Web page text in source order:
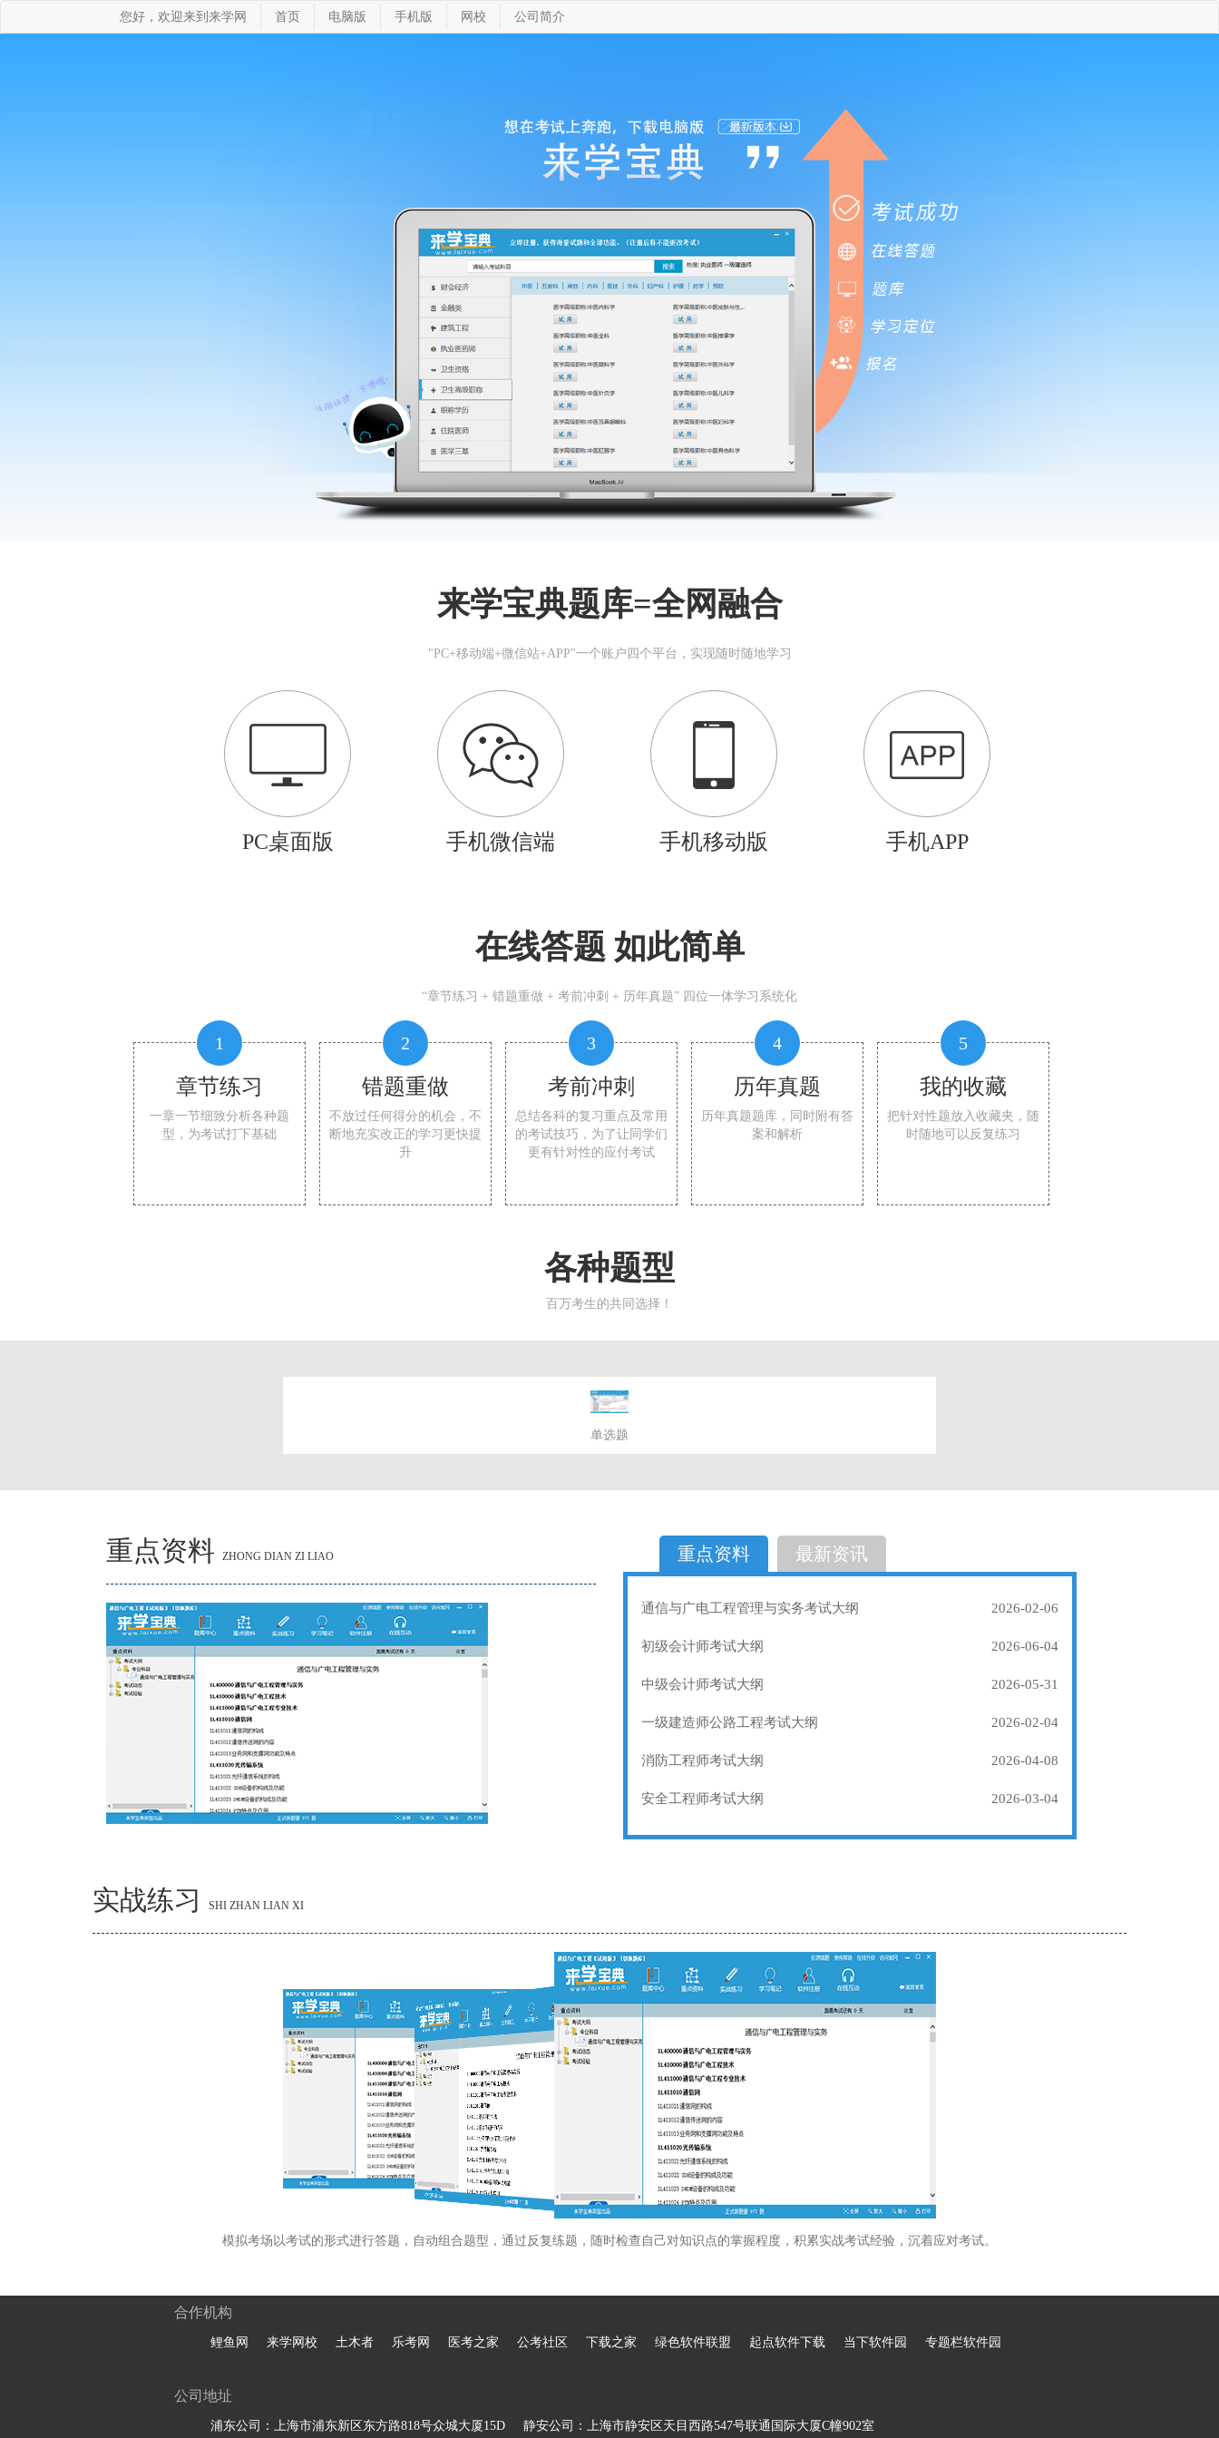
您好，欢迎来到来学网 首页 电脑版 手机版 网校 公司简介
来学宝典题库=全网融合
"PC+移动端+微信站+APP"一个账户四个平台，实现随时随地学习
PC桌面版 手机微信端 手机移动版 手机APP
在线答题 如此简单
“章节练习 + 错题重做 + 考前冲刺 + 历年真题” 四位一体学习系统化
1
章节练习
一章一节细致分析各种题
型，为考试打下基础
2
错题重做
不放过任何得分的机会，不
断地充实改正的学习更快提
升
3
考前冲刺
总结各科的复习重点及常用
的考试技巧，为了让同学们
更有针对性的应付考试
4
历年真题
历年真题题库，同时附有答
案和解析
5
我的收藏
把针对性题放入收藏夹，随
时随地可以反复练习
各种题型
百万考生的共同选择！
单选题
选择题
重点资料 ZHONG DIAN ZI LIAO 重点资料 最新资讯
通信与广电工程管理与实务考试大纲 2026-02-06
初级会计师考试大纲 2026-06-04
中级会计师考试大纲 2026-05-31
一级建造师公路工程考试大纲 2026-02-04
消防工程师考试大纲 2026-04-08
安全工程师考试大纲 2026-03-04
实战练习 SHI ZHAN LIAN XI
模拟考场以考试的形式进行答题，自动组合题型，通过反复练题，随时检查自己对知识点的掌握程度，积累实战考试经验，沉着应对考试。
合作机构
鲤鱼网 来学网校 土木者 乐考网 医考之家 公考社区 下载之家 绿色软件联盟 起点软件下载 当下软件园 专题栏软件园
公司地址
浦东公司：上海市浦东新区东方路818号众城大厦15D 静安公司：上海市静安区天目西路547号联通国际大厦C幢902室